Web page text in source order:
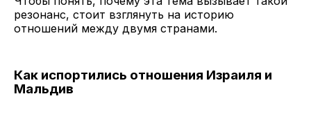
резонанс, стоит взглянуть на историю
отношений между двумя странами.
Как испортились отношения Израиля и
Мальдив